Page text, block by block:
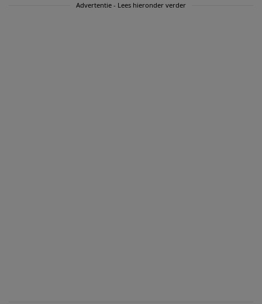
Advertentie - Lees hieronder verder